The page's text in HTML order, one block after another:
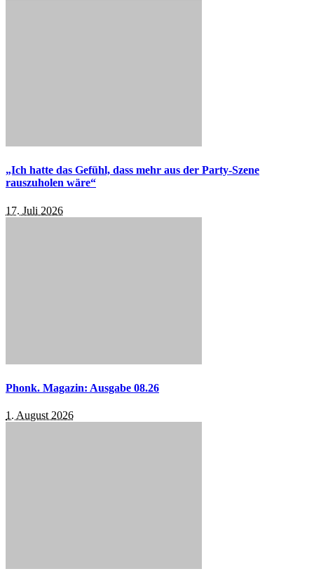
„Ich hatte das Gefühl, dass mehr aus der Party-Szene
rauszuholen wäre“
17. Juli 2026
Phonk. Magazin: Ausgabe 08.26
1. August 2026